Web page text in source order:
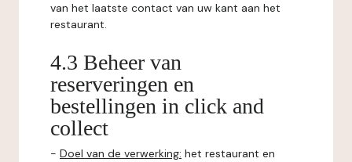
van het laatste contact van uw kant aan het
restaurant.
4.3 Beheer van
reserveringen en
bestellingen in click and
collect
- Doel van de verwerking: het restaurant en